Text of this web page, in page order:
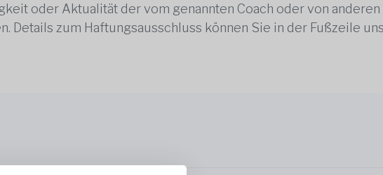
oder Aktualität der vom genannten Coach oder von
Details zum Haftungsausschluss können Sie in der Fußzeile